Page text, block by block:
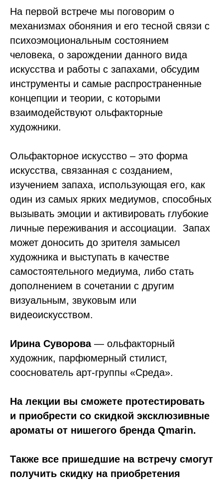
На первой встрече мы поговорим о
механизмах обоняния и его тесной связи с
психоэмоциональным состоянием
человека, о зарождении данного вида
искусства и работы с запахами, обсудим
инструменты и самые распространенные
концепции и теории, с которыми
взаимодействуют ольфакторные
художники.
Ольфакторное искусство – это форма
искусства, связанная с созданием,
изучением запаха, использующая его, как
один из самых ярких медиумов, способных
вызывать эмоции и активировать глубокие
личные переживания и ассоциации. Запах
может доносить до зрителя замысел
художника и выступать в качестве
самостоятельного медиума, либо стать
дополнением в сочетании с другим
визуальным, звуковым или
видеоискусством.
Ирина Суворова— ольфакторный
художник, парфюмерный стилист,
сооснователь арт-группы «Среда».
На лекции вы сможете протестировать
и приобрести со скидкой эксклюзивные
ароматы от нишегого бренда Qmarin.
Также все пришедшие на встречу смогут
получить скидку на приобретения